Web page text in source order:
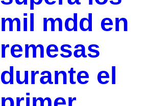
mil mdd en
remesas
durante el